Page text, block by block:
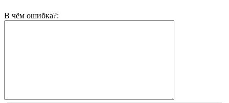
В чём ошибка?: